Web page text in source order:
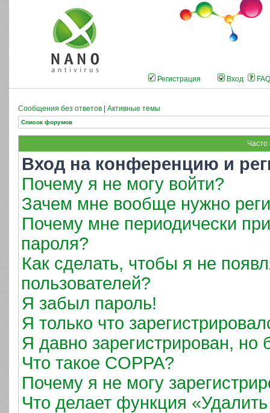
Регистрация Вход FAQ
Сообщения без ответов Активные темы
Список форумов
Часто
Вход на конференцию и
Почему я не могу войти?
Зачем мне вообще нужно
Почему мне периодически
пароля?
Как сделать, чтобы я не
пользователей?
Я забыл пароль!
Я только что
Я давно зарегистрирован, но
Что такое COPPA?
Почему я не могу
Что делает функция